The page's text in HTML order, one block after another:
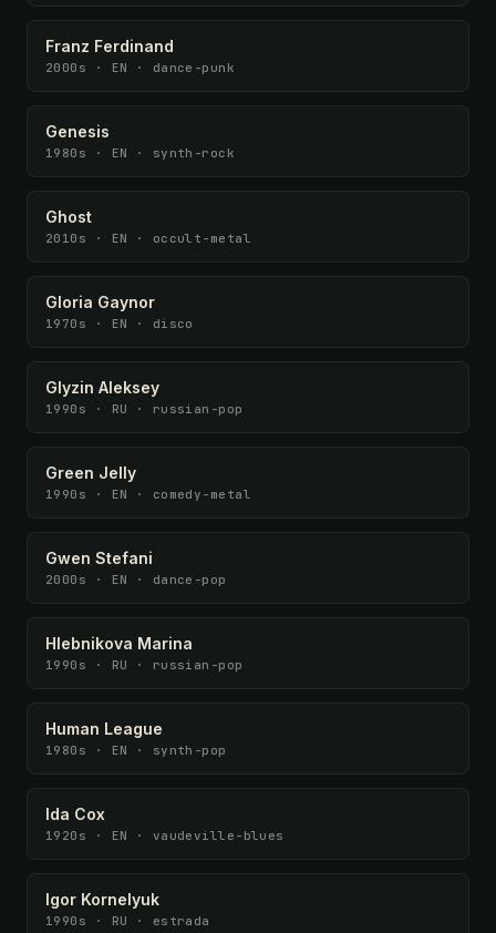
Franz Ferdinand
2000s · EN · dance-punk
Genesis
1980s · EN · synth-rock
Ghost
2010s · EN · occult-metal
Gloria Gaynor
1970s · EN · disco
Glyzin Aleksey
1990s · RU · russian-pop
Green Jelly
1990s · EN · comedy-metal
Gwen Stefani
2000s · EN · dance-pop
Hlebnikova Marina
1990s · RU · russian-pop
Human League
1980s · EN · synth-pop
Ida Cox
1920s · EN · vaudeville-blues
Igor Kornelyuk
1990s · RU · estrada